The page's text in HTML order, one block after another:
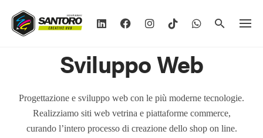
contenuto
Sviluppo Web
Progettazione e sviluppo web con le più moderne tecnologie.
Realizziamo siti web vetrina e piattaforme commerce,
curando l’intero processo di creazione dello shop on line.